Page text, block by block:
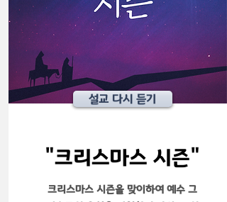
설교 다시 듣기
​"크리스마스 시즌"
크리스마스 시즌을 맞이하여 예수 그